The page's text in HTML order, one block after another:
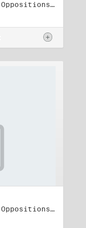
Titel: DDR-Friedens-und Oppositionsbewegung (1)
Titel: DDR-Friedens-und Oppositionsbewegung (2)